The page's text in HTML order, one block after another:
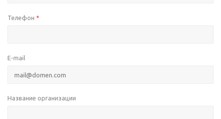
Телефон *
E-mail
Название организации